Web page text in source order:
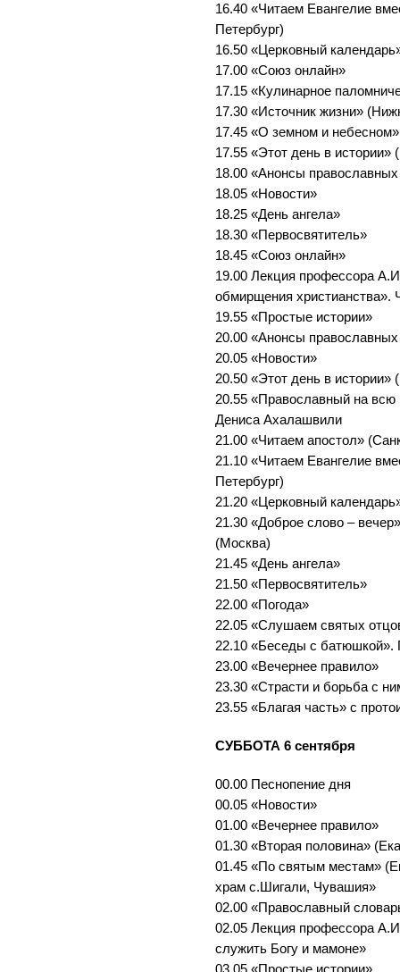
16.40 «Читаем Евангелие
Петербург)
16.50 «Церковный
17.00 «Союз онлайн»
17.15 «Кулинарное
17.30 «Источник жизни»
17.45 «О земном и небесном»
17.55 «Этот день в истории»
18.00 «Анонсы
18.05 «Новости»
18.25 «День ангела»
18.30 «Первосвятитель»
18.45 «Союз онлайн»
19.00 Лекция профессора
обмирщения христианства».
19.55 «Простые истории»
20.00 «Анонсы
20.05 «Новости»
20.50 «Этот день в истории»
20.55 «Православный на всю
Дениса Ахалашвили
21.00 «Читаем апостол»
21.10 «Читаем Евангелие
Петербург)
21.20 «Церковный
21.30 «Доброе слово –
(Москва)
21.45 «День ангела»
21.50 «Первосвятитель»
22.00 «Погода»
22.05 «Слушаем святых
22.10 «Беседы с батюшкой».
23.00 «Вечернее правило»
23.30 «Страсти и борьба с
23.55 «Благая часть» с
СУББОТА 6 сентября
00.00 Песнопение дня
00.05 «Новости»
01.00 «Вечернее правило»
01.30 «Вторая половина»
01.45 «По святым местам»
храм с.Шигали, Чувашия»
02.00 «Православный
02.05 Лекция профессора
служить Богу и мамоне»